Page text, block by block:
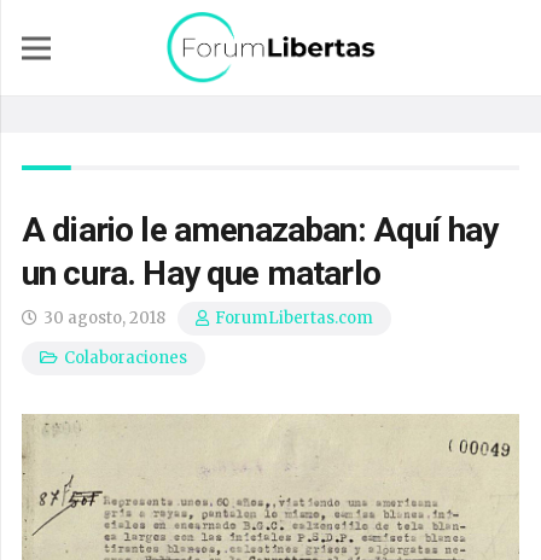
A diario le amenazaban: Aquí hay
un cura. Hay que matarlo
30 agosto, 2018
ForumLibertas.com
Colaboraciones